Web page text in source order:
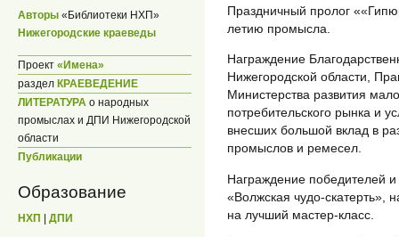
Авторы «Библиотеки НХП»
Нижегородские краеведы
Проект «Имена»
раздел КРАЕВЕДЕНИЕ
ЛИТЕРАТУРА о народных
промыслах и ДПИ Нижегородской
области
Публикации
Образование
НХП ДПИ
Праздничный пролог
летию промысла.
Награждение
Нижегородской области,
Министерства развития
потребительского рынка и
внесших большой вклад в
промыслов и ремесел.
Награждение победителей и
«Волжская чудо-скатерть»,
на лучший мастер-класс.